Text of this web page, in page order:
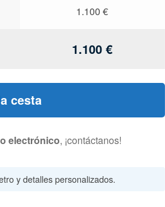
1.100€
1.100€
cesta
electrónico, ¡contáctanos!
y detalles personalizados.